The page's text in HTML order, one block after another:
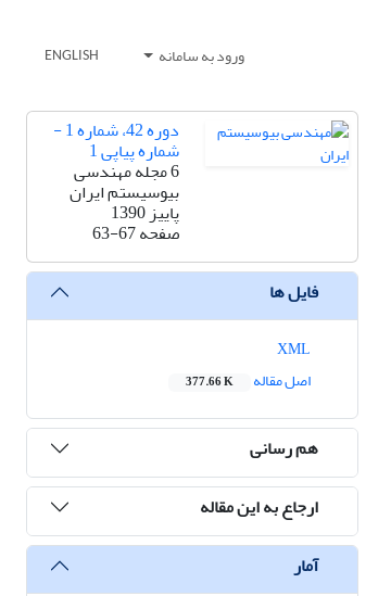
ورود به سامانه ENGLISH
دوره 42، شماره 1 -
شماره پیاپی 1
6 مجله مهندسی
بیوسیستم ایران
پاییز 1390
صفحه63-67
فایل ها
اصل مقاله
377.66 K
هم رسانی
ارجاع به این مقاله
آمار